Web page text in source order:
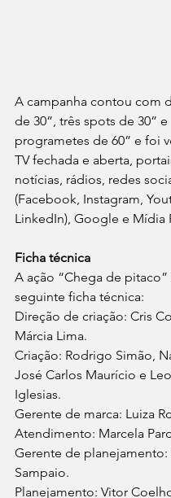
A campanha contou com
de 30”, três spots de 30” e
programetes de 60” e foi
TV fechada e aberta,
notícias, rádios, redes
(Facebook, Instagram,
LinkedIn), Google e Mídia
Ficha técnica
A ação “Chega de pitaco”
seguinte ficha técnica:
Direção de criação: Cris
Márcia Lima.
Criação: Rodrigo Simão,
José Carlos Maurício e
Iglesias.
Gerente de marca: Luiza
Atendimento: Marcela
Gerente de planejamento:
Sampaio.
Planejamento: Vitor